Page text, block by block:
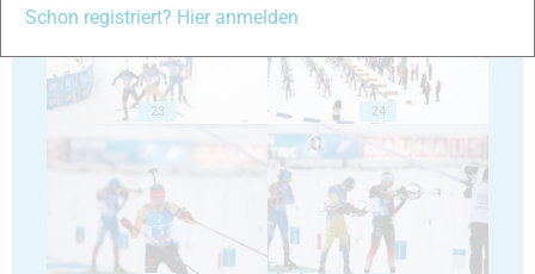
23 24
Schon registriert? Hier anmelden